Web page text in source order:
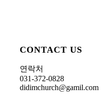
CONTACT US
연락처
031-372-0828
didimchurch@gamil.com